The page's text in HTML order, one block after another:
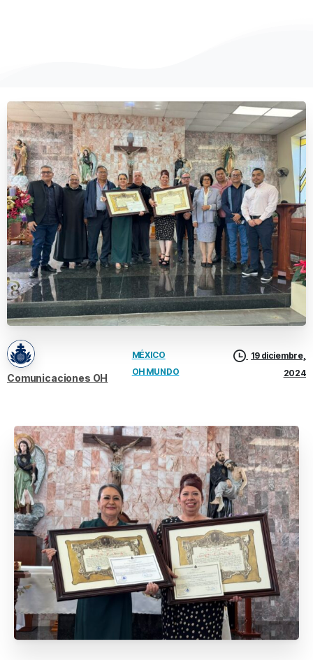
Comunicaciones OH
MÉXICO
OH MUNDO
19 diciembre,
2024